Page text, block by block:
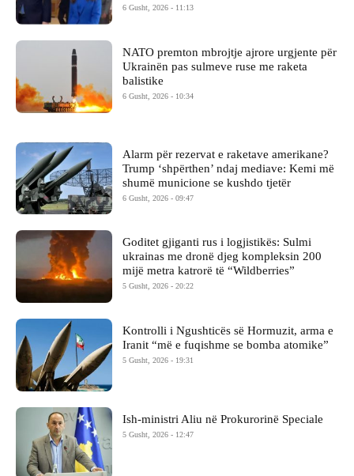
6 Gusht, 2026 - 11:13
NATO premton mbrojtje ajrore urgjente për
Ukrainën pas sulmeve ruse me raketa
balistike
6 Gusht, 2026 - 10:34
Alarm për rezervat e raketave amerikane?
Trump ‘shpërthen’ ndaj mediave: Kemi më
shumë municione se kushdo tjetër
6 Gusht, 2026 - 09:47
Goditet gjiganti rus i logjistikës: Sulmi
ukrainas me dronë djeg kompleksin 200
mijë metra katrorë të “Wildberries”
5 Gusht, 2026 - 20:22
Kontrolli i Ngushticës së Hormuzit, arma e
Iranit “më e fuqishme se bomba atomike”
5 Gusht, 2026 - 19:31
Ish-ministri ​Aliu në Prokurorinë Speciale
5 Gusht, 2026 - 12:47